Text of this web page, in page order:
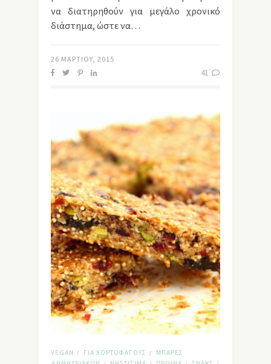
να διατηρηθούν για μεγάλο χρονικό
διάστημα, ώστε να…
26 ΜΑΡΤΊΟΥ, 2015
41
VEGAN / ΓΙΑ ΧΟΡΤΟΦΆΓΟΥΣ /
ΜΠΆΡΕΣ